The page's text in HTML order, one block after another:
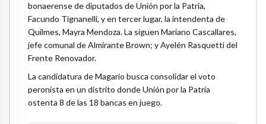
bonaerense de diputados de Unión por la Patria,
Facundo Tignanelli, y en tercer lugar, la intendenta de
Quilmes, Mayra Mendoza. La siguen Mariano Cascallares,
jefe comunal de Almirante Brown; y Ayelén Rasquetti del
Frente Renovador.
La candidatura de Magario busca consolidar el voto
peronista en un distrito donde Unión por la Patria
ostenta 8 de las 18 bancas en juego.